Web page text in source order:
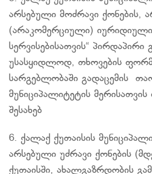
არსებული მოძრავი ქონების,
(არაკომერციული)
სერვისებისათვის“ პირდაპირი
უსასყიდლოდ, თხოვების
სარგებლობაში გადაცემის
მუნიციპალიტეტის მერისათვის
შესახებ
6. ქალაქ ქუთაისის
არსებული უძრავი ქონების
ქუთაისში, ახალგაზრდობის